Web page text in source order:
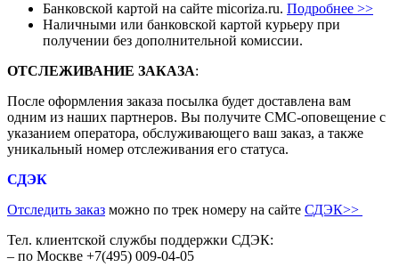
Банковской картой на сайте micoriza.ru. Подробнее >>
Наличными или банковской картой курьеру при
получении без дополнительной комиссии.
ОТСЛЕЖИВАНИЕ ЗАКАЗА:
После оформления заказа посылка будет доставлена вам
одним из наших партнеров. Вы получите СМС-оповещение с
указанием оператора, обслуживающего ваш заказ, а также
уникальный номер отслеживания его статуса.
СДЭК
Отследить заказ можно по трек номеру на сайте СДЭК>>
Тел. клиентской службы поддержки СДЭК:
– по Москве +7(495) 009-04-05